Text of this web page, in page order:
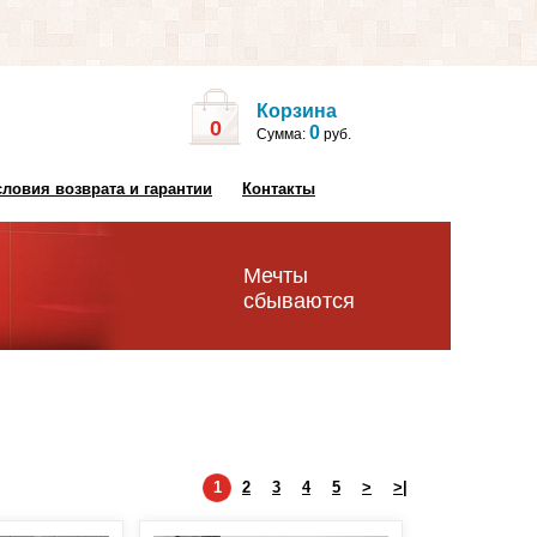
0
Корзина
Сумма: 0 руб.
возврата и гарантии Контакты
Мечты
сбываются
1 2 3 4 5 > >|